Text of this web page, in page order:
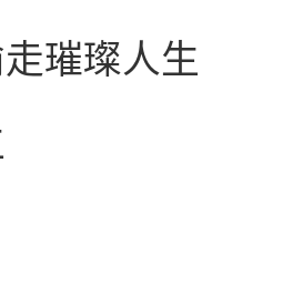
璀璨人生